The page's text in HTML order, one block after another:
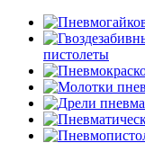
пистолеты